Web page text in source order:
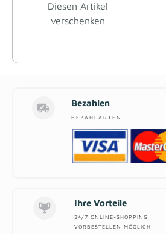
Diesen Artikel
verschenken
Bezahlen
BEZAHLARTEN
Ihre Vorteile
24/7 ONLINE-SHOPPING
VORBESTELLEN MÖGLICH